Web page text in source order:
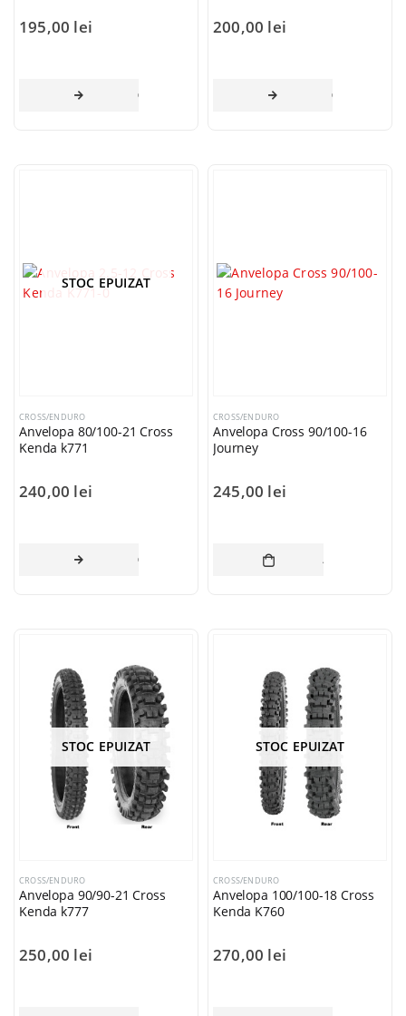
195,00 lei
CITEȘTE MAI MULT
200,00 lei
CITEȘTE MAI
STOC EPUIZAT
CROSS/ENDURO
Anvelopa 80/100-21 Cross
Kenda k771
240,00 lei
CITEȘTE MAI MULT
CROSS/ENDURO
Anvelopa Cross 90/100-16
Journey
245,00 lei
ADAUGĂ ÎN COȘ
STOC EPUIZAT
CROSS/ENDURO
Anvelopa 90/90-21 Cross
Kenda k777
250,00 lei
STOC EPUIZAT
CROSS/ENDURO
Anvelopa 100/100-18 Cross
Kenda K760
270,00 lei